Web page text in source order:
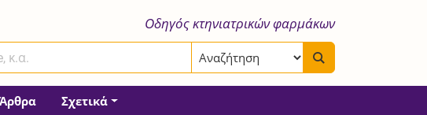
Οδηγός κτηνιατρικών φαρμάκων
Άρθρα Σχετικά